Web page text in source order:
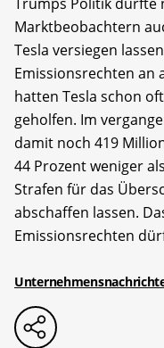
Trumps Politik dürfte
Marktbeobachtern
Tesla versiegen
Emissionsrechten an
hatten Tesla schon
geholfen. Im
damit noch 419
44 Prozent weniger
Strafen für das
abschaffen lassen.
Emissionsrechten